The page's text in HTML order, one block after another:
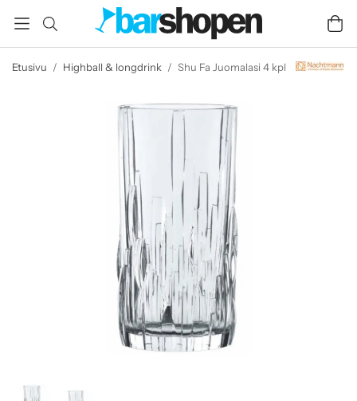
Etusivu / Highball & longdrink / Shu Fa Juomalasi 4 kpl